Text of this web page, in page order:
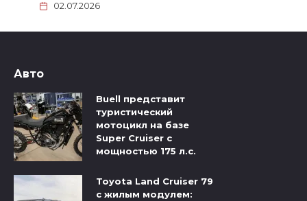
02.07.2026
Авто
Buell представит
туристический
мотоцикл на базе
Super Cruiser с
мощностью 175 л.с.
Toyota Land Cruiser 79
с жилым модулем: